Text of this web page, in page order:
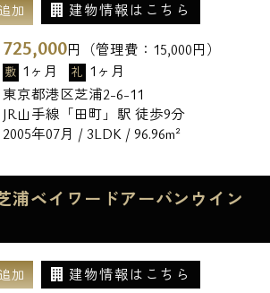
加 建物情報はこちら
725,000円（管理費： 15,000円）
敷 1ヶ月 礼 1ヶ月
東京都港区芝浦2-6-11
JR山手線「田町」駅 徒歩9分
2005年07月 / 3LDK / 96.96m²
浦ベイワードアーバンウイン
加 建物情報はこちら